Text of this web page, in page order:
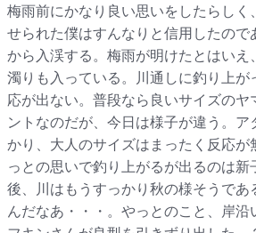
梅雨前にかなり良い思いをしたらしく
せられた僕はすんなりと信用したので
から入渓する。梅雨が明けたとはいえ
濁りも入っている。川通しに釣り上が
応が出ない。普段なら良いサイズのヤ
ントなのだが、今日は様子が違う。
かり、大人のサイズはまったく反応が
っとの思いで釣り上がるが出るのは
後、川はもうすっかり秋の様そうであ
んだなあ・・・。やっとのこと、岸沿